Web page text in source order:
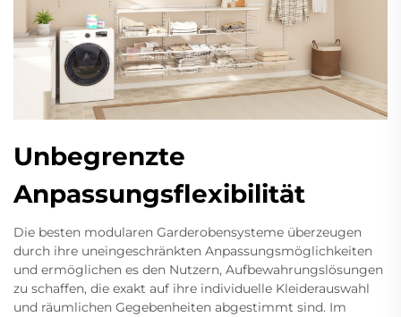
Unbegrenzte
Anpassungsflexibilität
Die besten modularen Garderobensysteme überzeugen
durch ihre uneingeschränkten Anpassungsmöglichkeiten
und ermöglichen es den Nutzern, Aufbewahrungslösungen
zu schaffen, die exakt auf ihre individuelle Kleiderauswahl
und räumlichen Gegebenheiten abgestimmt sind. Im